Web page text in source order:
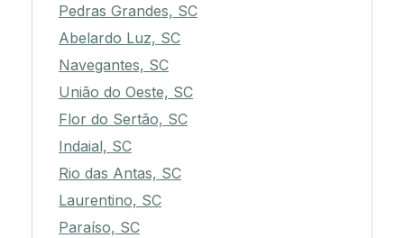
Pedras Grandes, SC
Abelardo Luz, SC
Navegantes, SC
União do Oeste, SC
Flor do Sertão, SC
Indaial, SC
Rio das Antas, SC
Laurentino, SC
Paraíso, SC